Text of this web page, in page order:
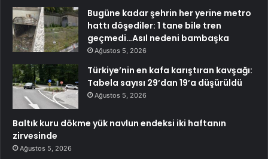
Bugüne kadar şehrin her yerine metro
hattı döşediler: 1 tane bile tren
geçmedi…Asıl nedeni bambaşka
Ağustos 5, 2026
Türkiye’nin en kafa karıştıran kavşağı:
Tabela sayısı 29’dan 19’a düşürüldü
Ağustos 5, 2026
Baltık kuru dökme yük navlun endeksi iki haftanın
zirvesinde
Ağustos 5, 2026